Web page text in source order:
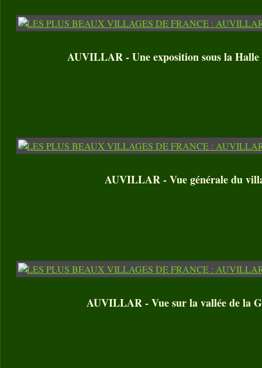
AUVILLAR - Une exposition sous la
AUVILLAR - Vue générale du
AUVILLAR - Vue sur la vallée de la